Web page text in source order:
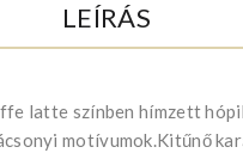
LEÍRÁS
latte színben hímzett
motívumok.Kitűnő